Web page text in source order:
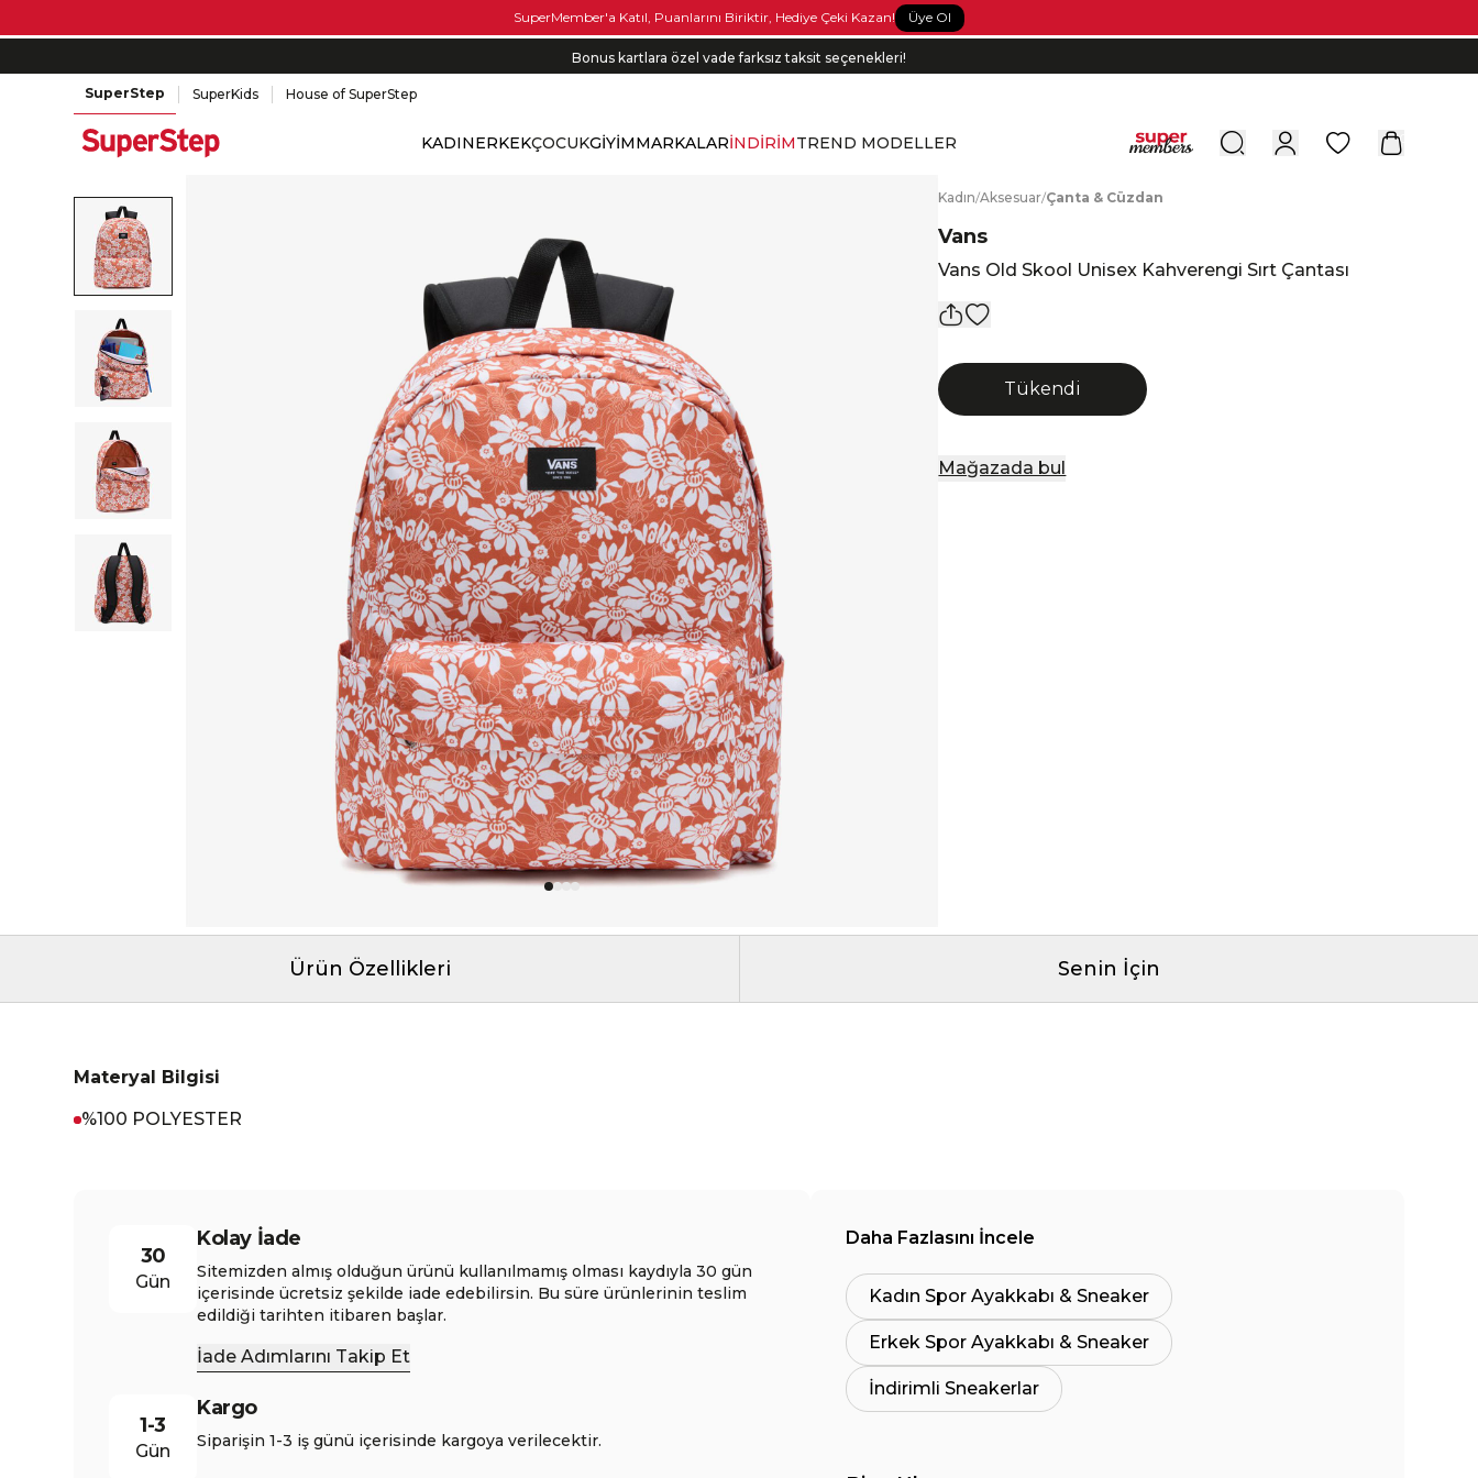
SuperMember'a Katıl, Puanlarını Biriktir, Hediye Çeki Kazan! Üye Ol
Bonus kartlara özel vade farksız taksit seçenekleri!
SuperStep SuperKids House of SuperStep
KADINERKEKÇOCUKGİYİMMARKALARİNDİRİMTREND MODELLER 0
Kadın/Aksesuar/Çanta & Cüzdan
Vans
Vans Old Skool Unisex Kahverengi Sırt Çantası
Tükendi
Mağazada bul
Ürün Özellikleri Senin İçin
Materyal Bilgisi
%100 POLYESTER
30
Gün
Kolay İade
Sitemizden almış olduğun ürünü kullanılmamış olması kaydıyla 30 gün
içerisinde ücretsiz şekilde iade edebilirsin. Bu süre ürünlerinin teslim
edildiği tarihten itibaren başlar.
İade Adımlarını Takip Et
1-3
Gün
Kargo
Siparişin 1-3 iş günü içerisinde kargoya verilecektir.
Daha Fazlasını İncele
Kadın Spor Ayakkabı & Sneaker
Erkek Spor Ayakkabı & Sneaker
İndirimli Sneakerlar